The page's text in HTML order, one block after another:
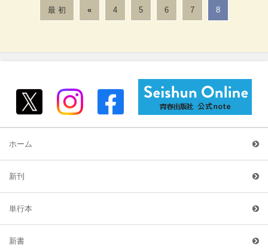
最 初 « 4 5 6 7 8
ホーム
新刊
単行本
新書